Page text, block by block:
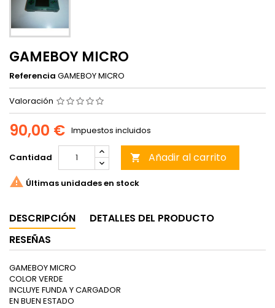
GAMEBOY MICRO
Referencia GAMEBOY MICRO
Valoración
90,00 € Impuestos incluidos
Cantidad  Añadir al carrito
 Últimas unidades en stock
DESCRIPCIÓN
DETALLES DEL PRODUCTO
RESEÑAS
GAMEBOY MICRO
COLOR VERDE
INCLUYE FUNDA Y CARGADOR
EN BUEN ESTADO